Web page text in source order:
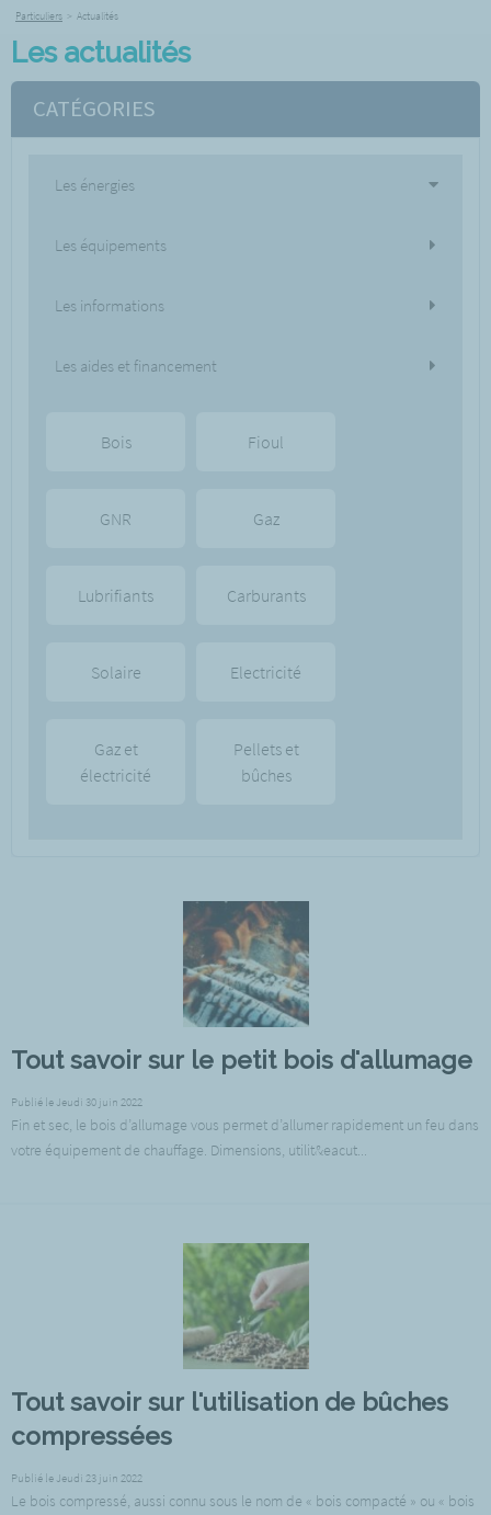
Particuliers > Actualités
Les actualités
CATÉGORIES
Les énergies
Les équipements
Les informations
Les aides et financement
Bois Fioul
GNR Gaz
Lubrifiants Carburants
Solaire Electricité
Gaz et
électricité
Pellets et
bûches
Tout savoir sur le petit bois d'allumage
Publié le Jeudi 30 juin 2022
Fin et sec, le bois d’allumage vous permet d’allumer rapidement un feu dans
votre équipement de chauffage. Dimensions, utilit&eacut...
Tout savoir sur l'utilisation de bûches
compressées
Publié le Jeudi 23 juin 2022
Le bois compressé, aussi connu sous le nom de « bois compacté » ou « bois